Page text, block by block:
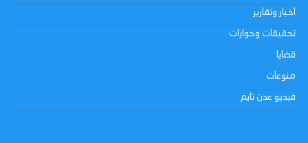
اخبار وتقارير
تحقيقات وحوارات
قضايا
منوعات
فيديو عدن تايم